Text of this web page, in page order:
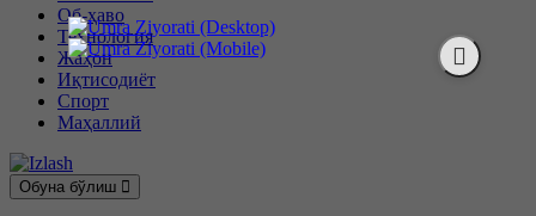
Об-ҳаво
Технология
Жаҳон
Иқтисодиёт
Спорт
Маҳаллий
Обуна бўлиш